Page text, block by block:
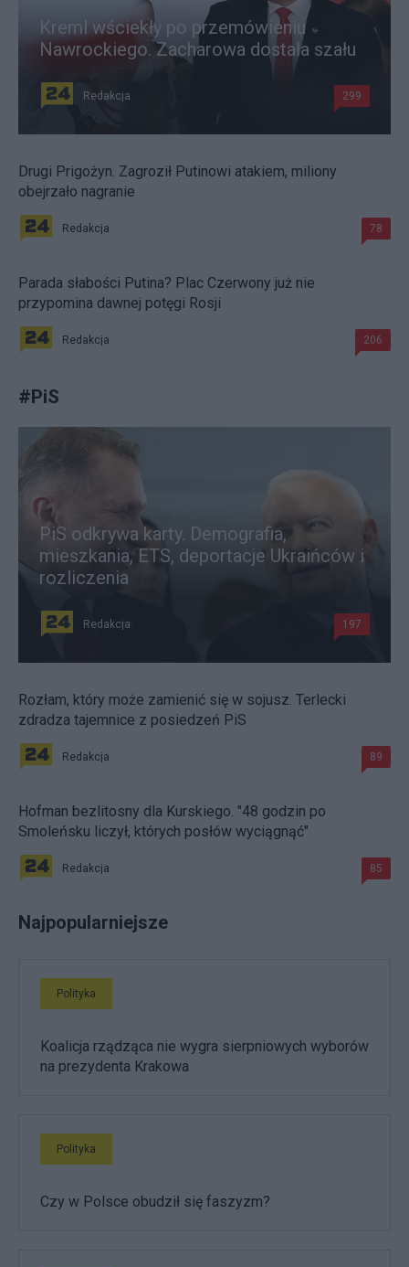
Kreml wściekły po przemówieniu
Nawrockiego. Zacharowa dostała szału
Redakcja 299
Drugi Prigożyn. Zagroził Putinowi atakiem, miliony
obejrzało nagranie
Redakcja 78
Parada słabości Putina? Plac Czerwony już nie
przypomina dawnej potęgi Rosji
Redakcja 206
#PiS
PiS odkrywa karty. Demografia,
mieszkania, ETS, deportacje Ukraińców i
rozliczenia
Redakcja 197
Rozłam, który może zamienić się w sojusz. Terlecki
zdradza tajemnice z posiedzeń PiS
Redakcja 89
Hofman bezlitosny dla Kurskiego. "48 godzin po
Smoleńsku liczył, których posłów wyciągnąć"
Redakcja 85
Najpopularniejsze
Polityka
Koalicja rządząca nie wygra sierpniowych wyborów
na prezydenta Krakowa
Polityka
Czy w Polsce obudził się faszyzm?